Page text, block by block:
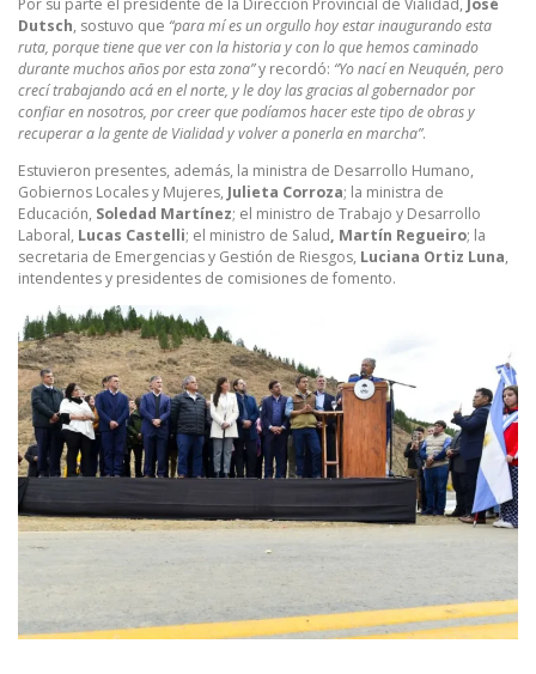
Por su parte el presidente de la Dirección Provincial de Vialidad, José
Dutsch, sostuvo que “para mí es un orgullo hoy estar inaugurando esta
ruta, porque tiene que ver con la historia y con lo que hemos caminado
durante muchos años por esta zona”y recordó: “Yo nací en Neuquén, pero
crecí trabajando acá en el norte, y le doy las gracias al gobernador por
confiar en nosotros, por creer que podíamos hacer este tipo de obras y
recuperar a la gente de Vialidad y volver a ponerla en marcha”.
Estuvieron presentes, además, la ministra de Desarrollo Humano,
Gobiernos Locales y Mujeres, Julieta Corroza; la ministra de
Educación, Soledad Martínez; el ministro de Trabajo y Desarrollo
Laboral, Lucas Castelli; el ministro de Salud, Martín Regueiro; la
secretaria de Emergencias y Gestión de Riesgos, Luciana Ortiz Luna,
intendentes y presidentes de comisiones de fomento.